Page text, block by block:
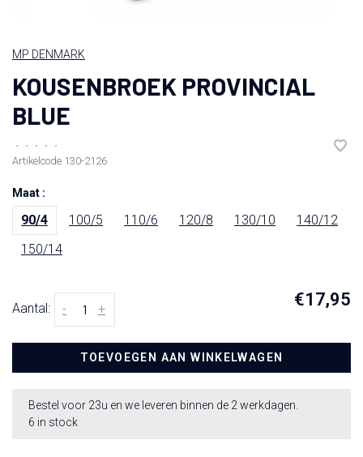
MP DENMARK
KOUSENBROEK PROVINCIAL
BLUE
• • • •
•
Artikelcode 130-2126
Maat :
90/4 100/5 110/6 120/8 130/10
140/12
150/14
Aantal: +
- €17,95
TOEVOEGEN AAN WINKELWAGEN
Bestel voor 23u en we leveren binnen de 2 werkdagen.
6 in stock